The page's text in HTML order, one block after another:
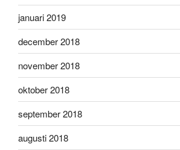
januari 2019
december 2018
november 2018
oktober 2018
september 2018
augusti 2018